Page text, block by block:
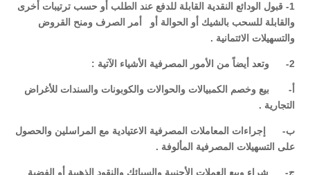
1- قبول الودائع النقدية القابلة للدفع عند الطلب أو حسب ترتيبات أخرى
والقابلة للسحب بالشيك أو الحوالة أو أمر الصرف ومنح القروض
والتسهيلات الائتمانية .
2- وتعد أيضاً من الأمور المصرفية الأشياء الآتية :
‌أ- بيع وخصم الكمبيالات والحوالات والكوبونات والسندات للأغراض
التجارية .
‌ب- إجراءات المعاملات المصرفية الاعتيادية مع المراسلين والحصول
على التسهيلات المصرفية المألوفة .
‌ج- شراء وبيع العملات الأجنبية والسبائك والنقود الذهبية أو الفضية